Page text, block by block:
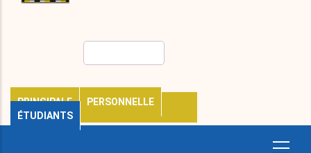
PRINCIPALE
PERSONNELLE
ÉTUDIANTS